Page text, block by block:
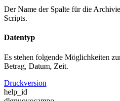
Der Name der Spalte für die
Scripts.
Datentyp
Es stehen folgende Möglichkeiten
Betrag, Datum, Zeit.
Druckversion
help_id